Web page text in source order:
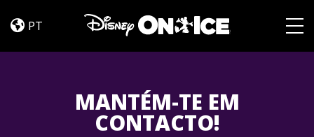
Dance
PT
MANTÉM-TE EM
CONTACTO!